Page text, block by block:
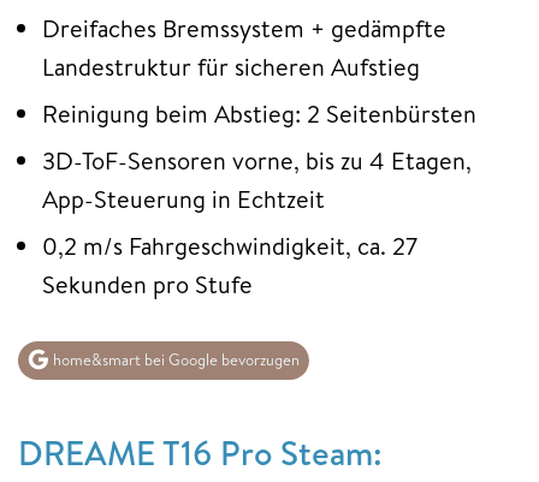
Dreifaches Bremssystem + gedämpfte
Landestruktur für sicheren Aufstieg
Reinigung beim Abstieg: 2 Seitenbürsten
3D-ToF-Sensoren vorne, bis zu 4 Etagen,
App-Steuerung in Echtzeit
0,2 m/s Fahrgeschwindigkeit, ca. 27
Sekunden pro Stufe
home&smart bei Google bevorzugen
DREAME T16 Pro Steam: